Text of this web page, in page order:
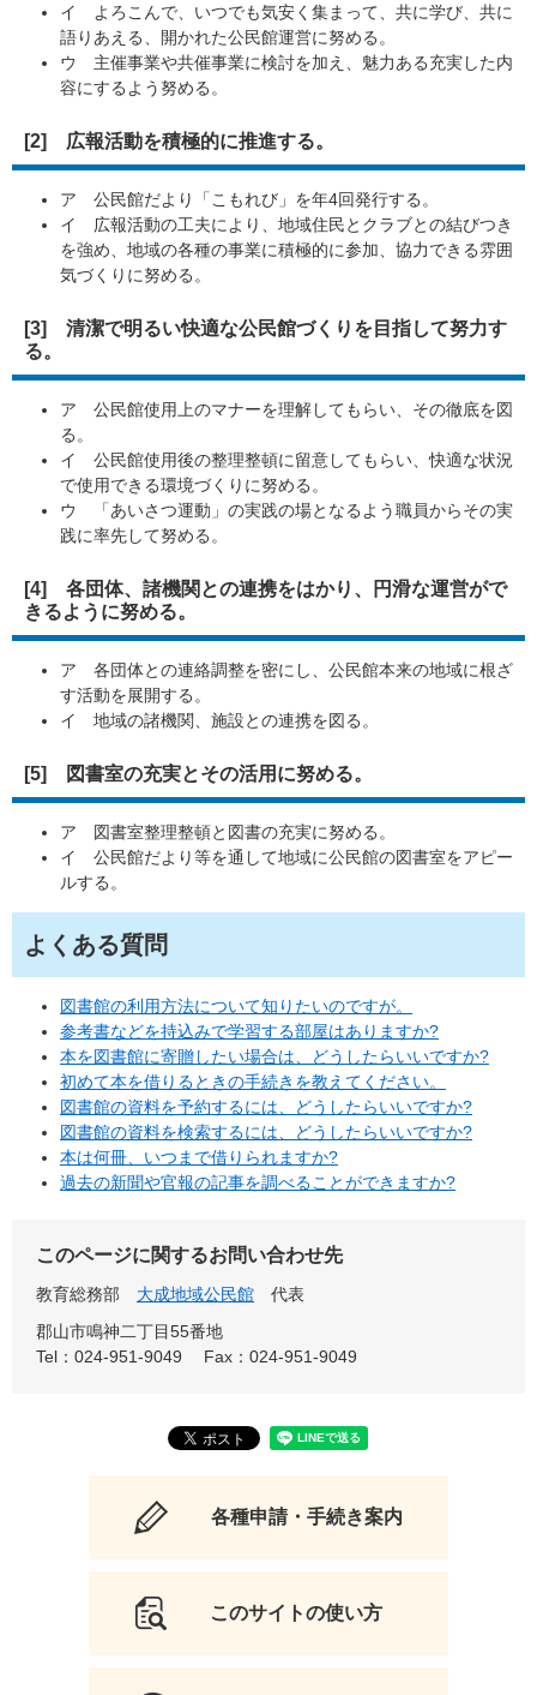
イ よろこんで、いつでも気安く集まって、共に学び、共に
語りあえる、開かれた公民館運営に努める。
ウ 主催事業や共催事業に検討を加え、魅力ある充実した内
容にするよう努める。
[2] 広報活動を積極的に推進する。
ア 公民館だより「こもれび」を年4回発行する。
イ 広報活動の工夫により、地域住民とクラブとの結びつき
を強め、地域の各種の事業に積極的に参加、協力できる雰囲
気づくりに努める。
[3] 清潔で明るい快適な公民館づくりを目指して努力す
る。
ア 公民館使用上のマナーを理解してもらい、その徹底を図
る。
イ 公民館使用後の整理整頓に留意してもらい、快適な状況
で使用できる環境づくりに努める。
ウ 「あいさつ運動」の実践の場となるよう職員からその実
践に率先して努める。
[4] 各団体、諸機関との連携をはかり、円滑な運営がで
きるように努める。
ア 各団体との連絡調整を密にし、公民館本来の地域に根ざ
す活動を展開する。
イ 地域の諸機関、施設との連携を図る。
[5] 図書室の充実とその活用に努める。
ア 図書室整理整頓と図書の充実に努める。
イ 公民館だより等を通して地域に公民館の図書室をアピー
ルする。
よくある質問
図書館の利用方法について知りたいのですが。
参考書などを持込みで学習する部屋はありますか?
本を図書館に寄贈したい場合は、どうしたらいいですか?
初めて本を借りるときの手続きを教えてください。
図書館の資料を予約するには、どうしたらいいですか?
図書館の資料を検索するには、どうしたらいいですか?
本は何冊、いつまで借りられますか?
過去の新聞や官報の記事を調べることができますか?
このページに関するお問い合わせ先
教育総務部 大成地域公民館
代表
郡山市鳴神二丁目55番地
Tel：024-951-9049
Fax：024-951-9049
各種申請・手続き案内
このサイトの使い方